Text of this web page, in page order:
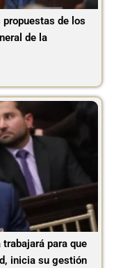
de los
de la
para que
inicia su gestión